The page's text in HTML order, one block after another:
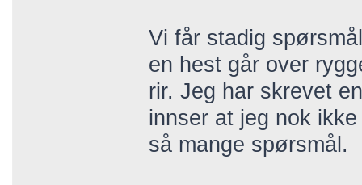
Vi får stadig
en hest går over
rir. Jeg har skrevet
innser at jeg nok
så mange spørsmål.